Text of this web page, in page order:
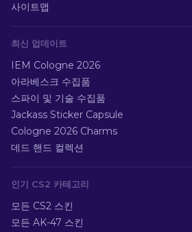
사이트맵
최신 업데이트
IEM Cologne 2026
아라베스크 수집품
스파이 및 기술 수집품
Jackass Sticker Capsule
Cologne 2026 Charms
데드 핸드 컬렉션
인기 CS2 카테고리
모든 CS2 스킨
모든 AK-47 스킨